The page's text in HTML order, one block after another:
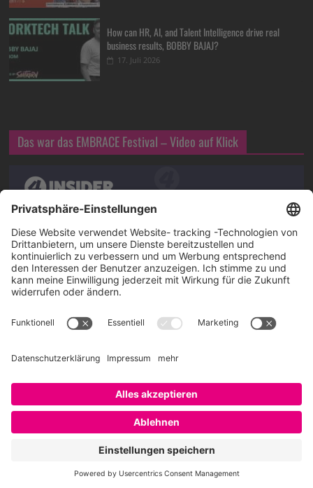
How can HR, AI, and Talent Intelligence drive real
business results, BOBBY BAJAJ?
17. Juli 2026
Das war das EMBRACE Festival – Video auf Klick
Über SAATKORN
SAATKORN ist der Blog von Gero Hesse. Seit 2009 schreibt
er über die Themen Employer Branding,